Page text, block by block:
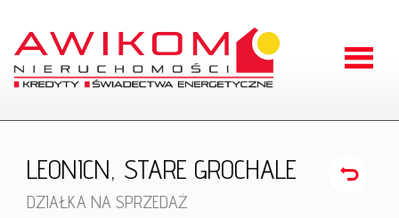
LEONICN, STARE GROCHALE
DZIAŁKA NA SPRZEDAŻ